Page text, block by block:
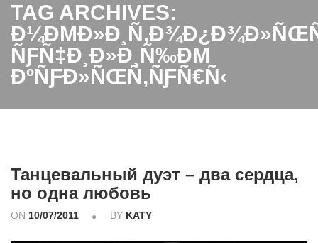
TAG ARCHIVES:
ÑƑÑ‡Ð¸Ð»Ð¸Ñ‰ÐΜ
ÐºÑƑÐ»ÑŒÑ‚ÑƑÑ€Ñ‹
Танцевальный дуэт – два сердца,
но одна любовь
ON 10/07/2011 BY KATY